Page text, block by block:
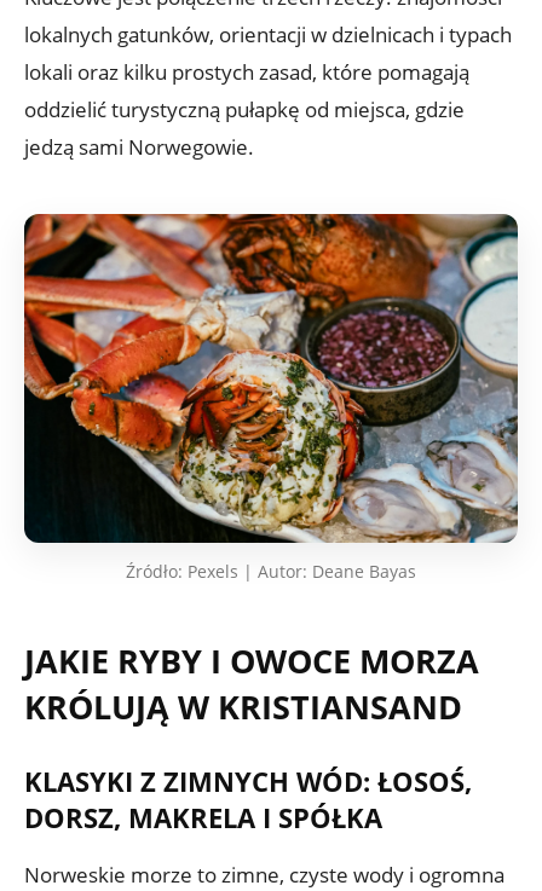
lokalnych gatunków, orientacji w dzielnicach i typach
lokali oraz kilku prostych zasad, które pomagają
oddzielić turystyczną pułapkę od miejsca, gdzie
jedzą sami Norwegowie.
Źródło: Pexels | Autor: Deane Bayas
JAKIE RYBY I OWOCE MORZA
KRÓLUJĄ W KRISTIANSAND
KLASYKI Z ZIMNYCH WÓD: ŁOSOŚ,
DORSZ, MAKRELA I SPÓŁKA
Norweskie morze to zimne, czyste wody i ogromna